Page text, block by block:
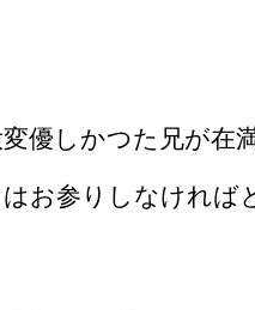
優しかつた兄が在
お参りしなけれ